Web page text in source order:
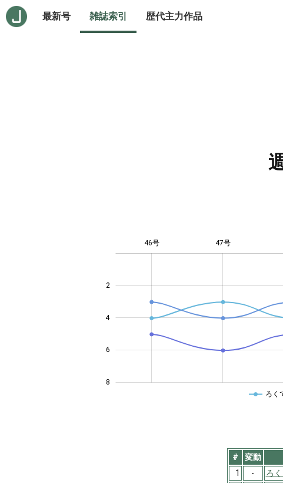
最新号 雑誌索引 歴代主力作品
1.5
2
4
8
6
46号 47号
ろく
# 変動
1
- ろ